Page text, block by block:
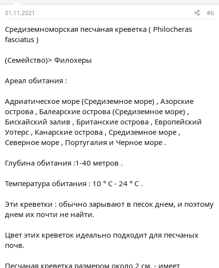
01.11.2021 #6
Средиземноморская песчаная креветка ( Philocheras
fasciatus )
(Семейство)> Филохеры
Ареал обитания :
Адриатическое море (Средиземное море) , Азорские
острова , Балеарские острова (Средиземное море) ,
Бискайский залив , Британские острова , Европейский
Уотерс , Канарские острова , Средиземное море ,
Северное море , Португалия и Черное море .
Глубина обитания :1-40 метров .
Температура обитания : 10 ° С - 24 ° С .
Эти креветки : обычно зарывают в песок днем, и поэтому
днем их почти не найти.
Цвет этих креветок идеально подходит для песчаных
почв.
Песчаная креветка размером около 2 см. - имеет